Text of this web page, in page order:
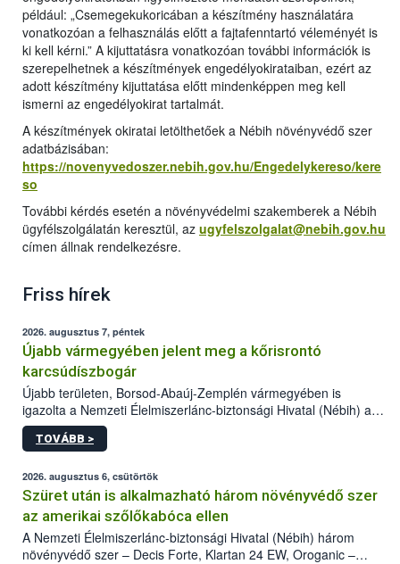
például: „Csemegekukoricában a készítmény használatára
vonatkozóan a felhasználás előtt a fajtafenntartó véleményét is
ki kell kérni.” A kijuttatásra vonatkozóan további információk is
szerepelhetnek a készítmények engedélyokirataiban, ezért az
adott készítmény kijuttatása előtt mindenképpen meg kell
ismerni az engedélyokirat tartalmát.
A készítmények okiratai letölthetőek a Nébih növényvédő szer
adatbázisában:
https://novenyvedoszer.nebih.gov.hu/Engedelykereso/kere
so
További kérdés esetén a növényvédelmi szakemberek a Nébih
ügyfélszolgálatán keresztül, az ugyfelszolgalat@nebih.gov.hu
címen állnak rendelkezésre.
Friss hírek
2026. augusztus 7, péntek
Újabb vármegyében jelent meg a kőrisrontó
karcsúdíszbogár
Újabb területen, Borsod-Abaúj-Zemplén vármegyében is
igazolta a Nemzeti Élelmiszerlánc-biztonsági Hivatal (Nébih) a
kőrisrontó karcsúdíszbogár (Agrilus planipennis) jelenlétét. A
kártevőt nem csak színcsapdában találták meg, de már fertőzött
az intenzív felderítést, emellett az intézkedéseket a szlovák
hatósággal is összehangolják a terjedés megállítása érdekében.
TOVÁBB >
2026. augusztus 6, csütörtök
Szüret után is alkalmazható három növényvédő szer
az amerikai szőlőkabóca ellen
A Nemzeti Élelmiszerlánc-biztonsági Hivatal (Nébih) három
növényvédő szer – Decis Forte, Klartan 24 EW, Oroganic –